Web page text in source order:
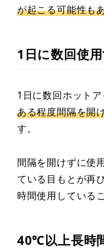
が起こる可能性も
1日に数回使
1日に数回ホット
ある程度間隔を開
す。
間隔を開けずに使
ている目もとが再
時間使用している
40℃以上長時